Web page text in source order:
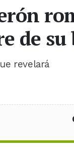
de su
revelará